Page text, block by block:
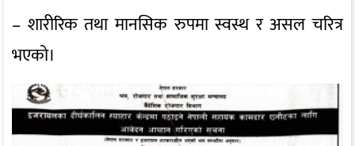
– शारीरिक तथा मानसिक रुपमा स्वस्थ र असल चरित्र
भएको।